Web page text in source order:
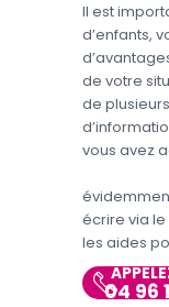
Il est
d’enfants,
de votre
de
vous avez
écrire via
les aides
04 96